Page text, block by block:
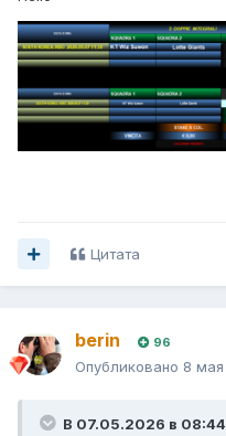
Цитата
berin 96
Опубликовано 8 мая
В 07.05.2026 в 08:44,